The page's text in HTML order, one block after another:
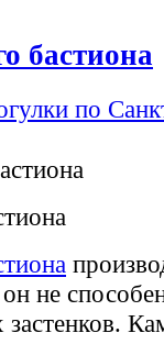
бастиона
по
не
застенков.